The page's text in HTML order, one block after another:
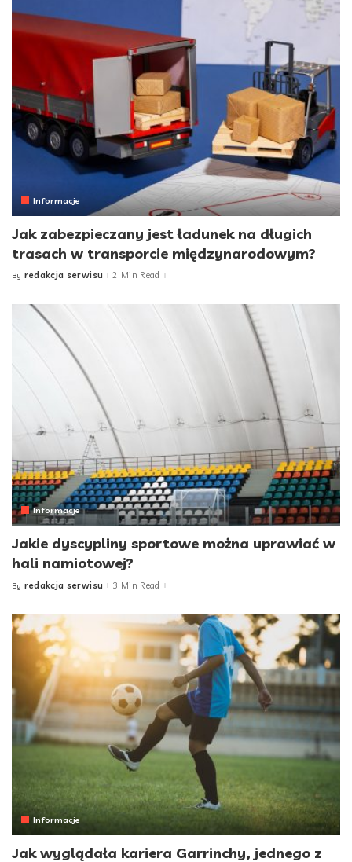
Informacje
Jak zabezpieczany jest ładunek na długich
trasach w transporcie międzynarodowym?
Posted
By redakcja serwisu 2 Min Read
Informacje
Jakie dyscypliny sportowe można uprawiać w
hali namiotowej?
Posted
By redakcja serwisu 3 Min Read
Informacje
Jak wyglądała kariera Garrinchy, jednego z